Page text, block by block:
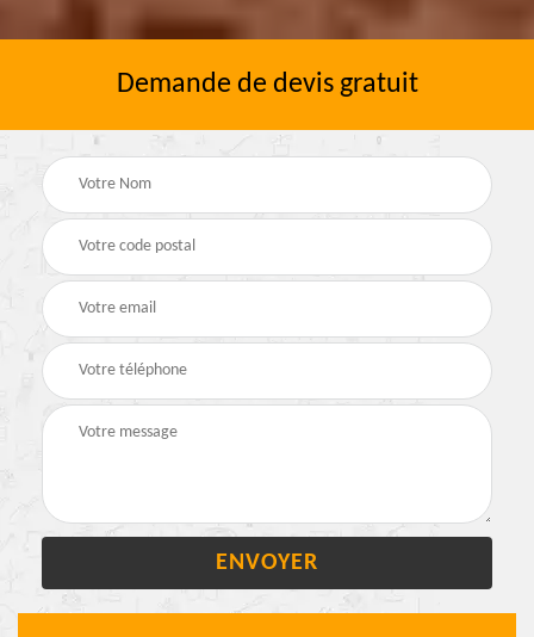
Demande de devis gratuit